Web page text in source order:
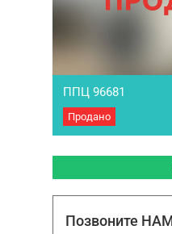
Полуприцеп
откалибрована,
ППЦ 96681
Продано
Позвоните